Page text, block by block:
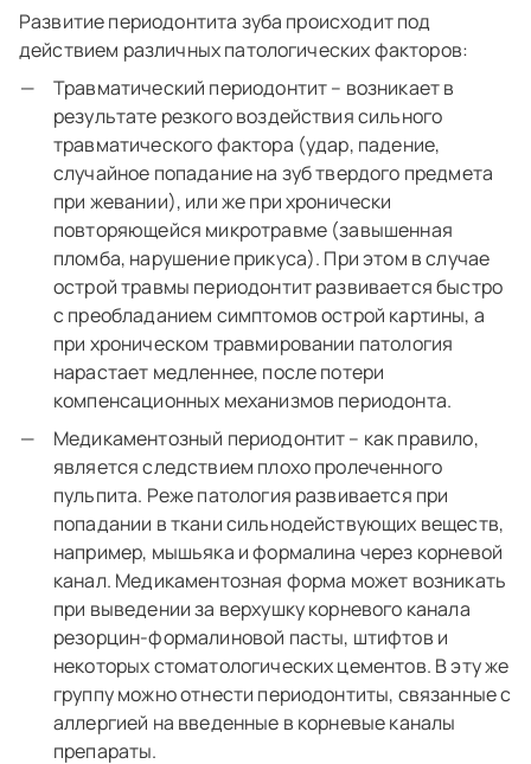
Развитие периодонтита зуба происходит под
действием различных патологических факторов:
Травматический периодонтит – возникает в
результате резкого воздействия сильного
травматического фактора (удар, падение,
случайное попадание на зуб твердого предмета
при жевании), или же при хронически
повторяющейся микротравме (завышенная
пломба, нарушение прикуса). При этом в случае
острой травмы периодонтит развивается быстро
с преобладанием симптомов острой картины, а
при хроническом травмировании патология
нарастает медленнее, после потери
компенсационных механизмов периодонта.
Медикаментозный периодонтит – как правило,
является следствием плохо пролеченного
пульпита. Реже патология развивается при
попадании в ткани сильнодействующих веществ,
например, мышьяка и формалина через корневой
канал. Медикаментозная форма может возникать
при выведении за верхушку корневого канала
резорцин-формалиновой пасты, штифтов и
некоторых стоматологических цементов. В эту же
группу можно отнести периодонтиты, связанные с
аллергией на введенные в корневые каналы
препараты.